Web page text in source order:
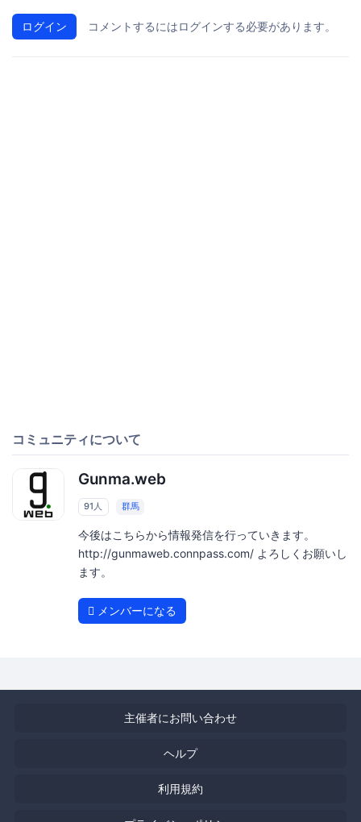
ログイン コメントするにはログインする必要があります。
コミュニティについて
Gunma.web
91人 群馬
今後はこちらから情報発信を行っていきます。
http://gunmaweb.connpass.com/ よろしくお願いし
ます。
メンバーになる
主催者にお問い合わせ
ヘルプ
利用規約